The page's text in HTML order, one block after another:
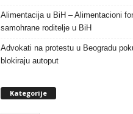
Alimentacija u BiH – Alimentacioni
samohrane roditelje u BiH
Advokati na protestu u Beogradu
blokiraju autoput
Kategorije